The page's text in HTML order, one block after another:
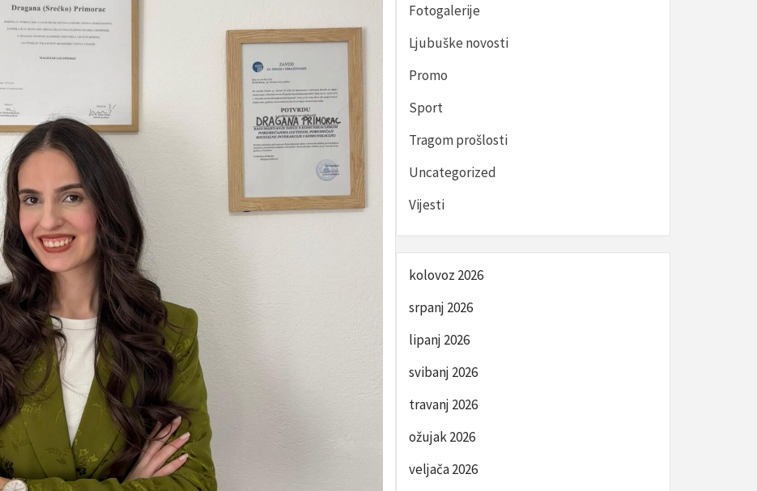
Fotogalerije
Ljubuške novosti
Promo
Sport
Tragom prošlosti
Uncategorized
Vijesti
kolovoz 2026
srpanj 2026
lipanj 2026
svibanj 2026
travanj 2026
ožujak 2026
veljača 2026